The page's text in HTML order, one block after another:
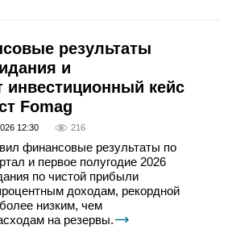
результаты
и
кейс
Fomag
12:30 216
финансовые результаты по
и первое полугодие 2026
по чистой прибыли
доходам, рекордной
низким, чем
на резервы.